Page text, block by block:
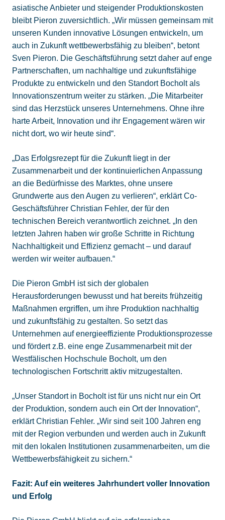
asiatische Anbieter und steigender Produktionskosten
bleibt Pieron zuversichtlich. „Wir müssen gemeinsam mit
unseren Kunden innovative Lösungen entwickeln, um
auch in Zukunft wettbewerbsfähig zu bleiben“, betont
Sven Pieron. Die Geschäftsführung setzt daher auf enge
Partnerschaften, um nachhaltige und zukunftsfähige
Produkte zu entwickeln und den Standort Bocholt als
Innovationszentrum weiter zu stärken. „Die Mitarbeiter
sind das Herzstück unseres Unternehmens. Ohne ihre
harte Arbeit, Innovation und ihr Engagement wären wir
nicht dort, wo wir heute sind“.
„Das Erfolgsrezept für die Zukunft liegt in der
Zusammenarbeit und der kontinuierlichen Anpassung
an die Bedürfnisse des Marktes, ohne unsere
Grundwerte aus den Augen zu verlieren“, erklärt Co-
Geschäftsführer Christian Fehler, der für den
technischen Bereich verantwortlich zeichnet. „In den
letzten Jahren haben wir große Schritte in Richtung
Nachhaltigkeit und Effizienz gemacht – und darauf
werden wir weiter aufbauen.“
Die Pieron GmbH ist sich der globalen
Herausforderungen bewusst und hat bereits frühzeitig
Maßnahmen ergriffen, um ihre Produktion nachhaltig
und zukunftsfähig zu gestalten. So setzt das
Unternehmen auf energieeffiziente Produktionsprozesse
und fördert z.B. eine enge Zusammenarbeit mit der
Westfälischen Hochschule Bocholt, um den
technologischen Fortschritt aktiv mitzugestalten.
„Unser Standort in Bocholt ist für uns nicht nur ein Ort
der Produktion, sondern auch ein Ort der Innovation“,
erklärt Christian Fehler. „Wir sind seit 100 Jahren eng
mit der Region verbunden und werden auch in Zukunft
mit den lokalen Institutionen zusammenarbeiten, um die
Wettbewerbsfähigkeit zu sichern.“
Fazit: Auf ein weiteres Jahrhundert voller Innovation
und Erfolg